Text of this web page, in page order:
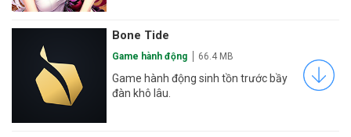
Bone Tide
Game hành động 66.4 MB
Game hành động sinh tồn trước bầy
đàn khô lâu.